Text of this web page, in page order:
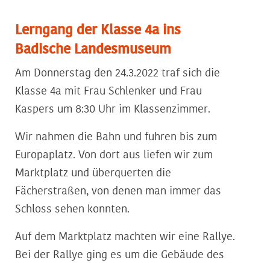
Lerngang der Klasse 4a ins
Badische Landesmuseum
Am Donnerstag den 24.3.2022 traf sich die
Klasse 4a mit Frau Schlenker und Frau
Kaspers um 8:30 Uhr im Klassenzimmer.
Wir nahmen die Bahn und fuhren bis zum
Europaplatz. Von dort aus liefen wir zum
Marktplatz und überquerten die
Fächerstraßen, von denen man immer das
Schloss sehen konnten.
Auf dem Marktplatz machten wir eine Rallye.
Bei der Rallye ging es um die Gebäude des